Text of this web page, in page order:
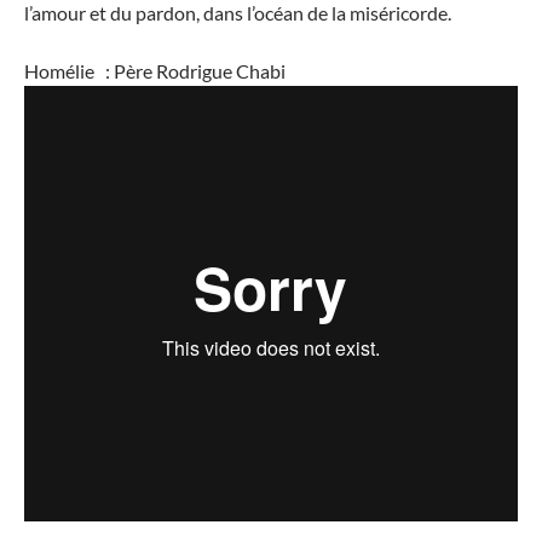
l’amour et du pardon, dans l’océan de la miséricorde.
Homélie : Père Rodrigue Chabi